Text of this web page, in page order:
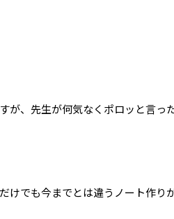
が、先生が何気なくポロッと言
でも今までとは違うノート作り